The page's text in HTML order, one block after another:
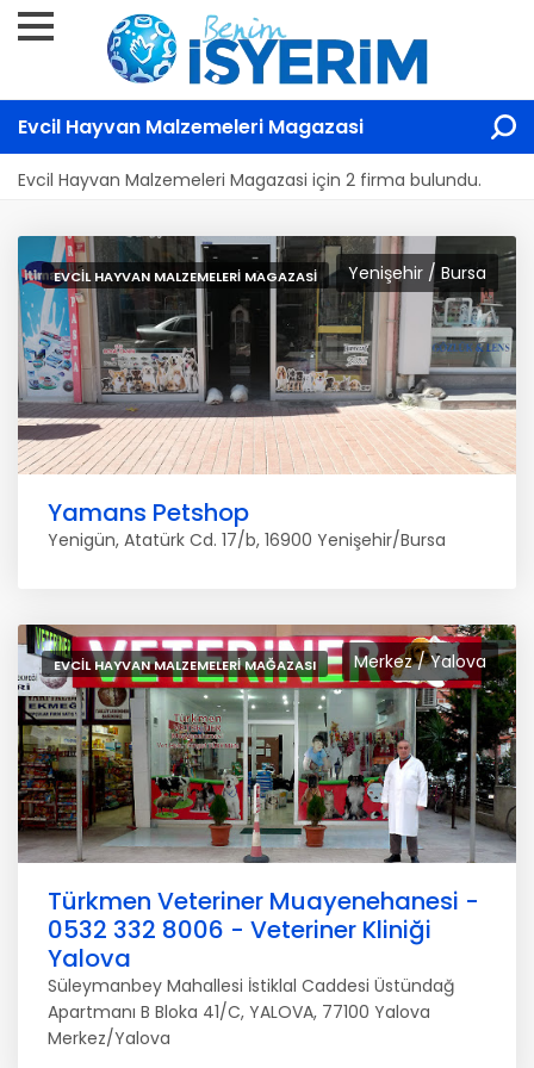
Evcil Hayvan Malzemeleri Magazasi
Evcil Hayvan Malzemeleri Magazasi için 2 firma bulundu.
Yenişehir / Bursa
EVCIL HAYVAN MALZEMELERI MAGAZASI
Yamans Petshop
Yenigün, Atatürk Cd. 17/b, 16900 Yenişehir/Bursa
Merkez / Yalova
EVCIL HAYVAN MALZEMELERI MAĞAZASI
Türkmen Veteriner Muayenehanesi -
0532 332 8006 - Veteriner Kliniği
Yalova
Süleymanbey Mahallesi İstiklal Caddesi Üstündağ
Apartmanı B Bloka 41/C, YALOVA, 77100 Yalova
Merkez/Yalova